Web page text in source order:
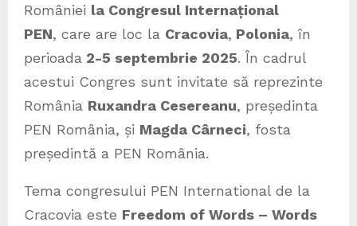
României la Congresul Internațional
PEN, care are loc la Cracovia, Polonia, în
perioada 2-5 septembrie 2025. În cadrul
acestui Congres sunt invitate să reprezinte
România Ruxandra Cesereanu, președinta
PEN România, și Magda Cârneci, fosta
președintă a PEN România.
Tema congresului PEN International de la
Cracovia este Freedom of Words – Words